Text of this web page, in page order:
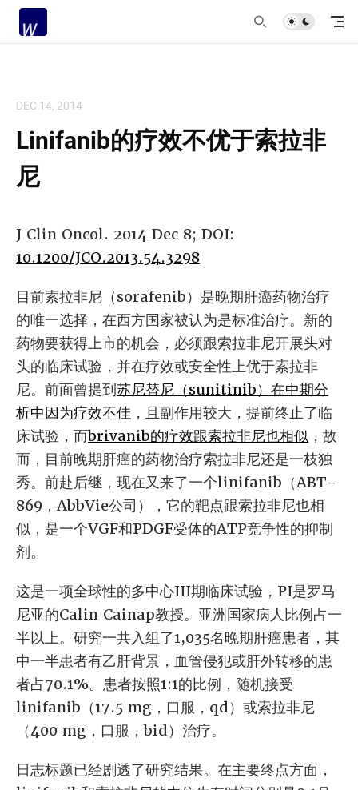
DEC 14, 2014
Linifanib的疗效不优于索拉非
尼
J Clin Oncol. 2014 Dec 8; DOI:
10.1200/JCO.2013.54.3298
目前索拉非尼（sorafenib）是晚期肝癌药物治疗
的唯一选择，在西方国家被认为是标准治疗。新的
药物要获得上市的机会，必须跟索拉非尼开展头对
头的临床试验，并在疗效或安全性上优于索拉非
尼。前面曾提到苏尼替尼（sunitinib）在中期分
析中因为疗效不佳 ，且副作用较大，提前终止了临
床试验，而brivanib的疗效跟索拉非尼也相似 ，故
而，目前晚期肝癌的药物治疗索拉非尼还是一枝独
秀。前赴后继，现在又来了一个linifanib（ABT-
869，AbbVie公司），它的靶点跟索拉非尼也相
似，是一个VGF和PDGF受体的ATP竞争性的抑制
剂。
这是一项全球性的多中心III期临床试验，PI是罗马
尼亚的Calin Cainap教授。亚洲国家病人比例占一
半以上。研究一共入组了1,035名晚期肝癌患者，其
中一半患者有乙肝背景，血管侵犯或肝外转移的患
者占70.1%。患者按照1:1的比例，随机接受
linifanib（17.5 mg，口服，qd）或索拉非尼
（400 mg，口服，bid）治疗。
日志标题已经剧透了研究结果。在主要终点方面，